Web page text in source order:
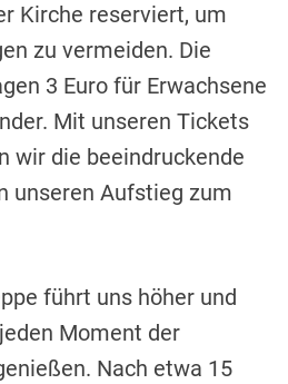
Kirche reserviert, um
zu vermeiden. Die
3 Euro für Erwachsene
Mit unseren Tickets
wir die beeindruckende
unseren Aufstieg zum
führt uns höher und
Moment der
Nach etwa 15